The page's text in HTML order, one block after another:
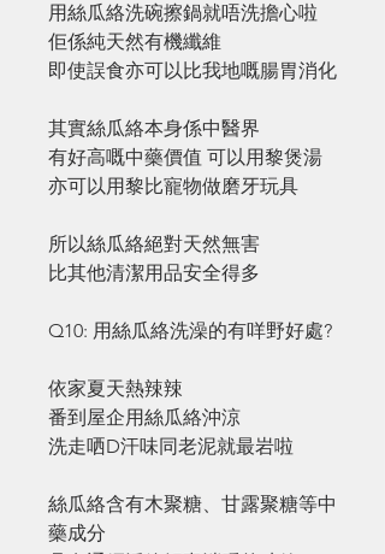
用絲瓜絡洗碗擦鍋就唔洗擔心啦
佢係純天然有機纖維
即使誤食亦可以比我地嘅腸胃消化
其實絲瓜絡本身係中醫界
有好高嘅中藥價值 可以用黎煲湯
亦可以用黎比寵物做磨牙玩具
所以絲瓜絡絕對天然無害
比其他清潔用品安全得多
Q10: 用絲瓜絡洗澡的有咩野好處?
依家夏天熱辣辣
番到屋企用絲瓜絡沖涼
洗走哂D汗味同老泥就最岩啦
絲瓜絡含有木聚糖、甘露聚糖等中
藥成分